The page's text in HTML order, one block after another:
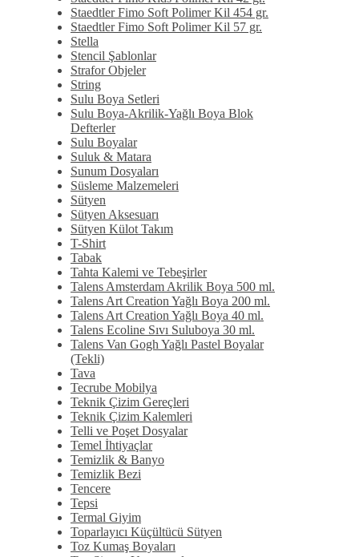
Staedtler Fimo Soft Polimer Kil 454 gr.
Staedtler Fimo Soft Polimer Kil 57 gr.
Stella
Stencil Şablonlar
Strafor Objeler
String
Sulu Boya Setleri
Sulu Boya-Akrilik-Yağlı Boya Blok
Defterler
Sulu Boyalar
Suluk & Matara
Sunum Dosyaları
Süsleme Malzemeleri
Sütyen
Sütyen Aksesuarı
Sütyen Külot Takım
T-Shirt
Tabak
Tahta Kalemi ve Tebeşirler
Talens Amsterdam Akrilik Boya 500 ml.
Talens Art Creation Yağlı Boya 200 ml.
Talens Art Creation Yağlı Boya 40 ml.
Talens Ecoline Sıvı Suluboya 30 ml.
Talens Van Gogh Yağlı Pastel Boyalar
(Tekli)
Tava
Tecrube Mobilya
Teknik Çizim Gereçleri
Teknik Çizim Kalemleri
Telli ve Poşet Dosyalar
Temel İhtiyaçlar
Temizlik & Banyo
Temizlik Bezi
Tencere
Tepsi
Termal Giyim
Toparlayıcı Küçültücü Sütyen
Toz Kumaş Boyaları